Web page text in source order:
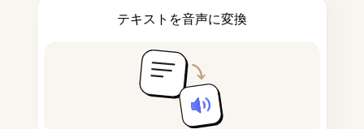
テキストを音声に変換